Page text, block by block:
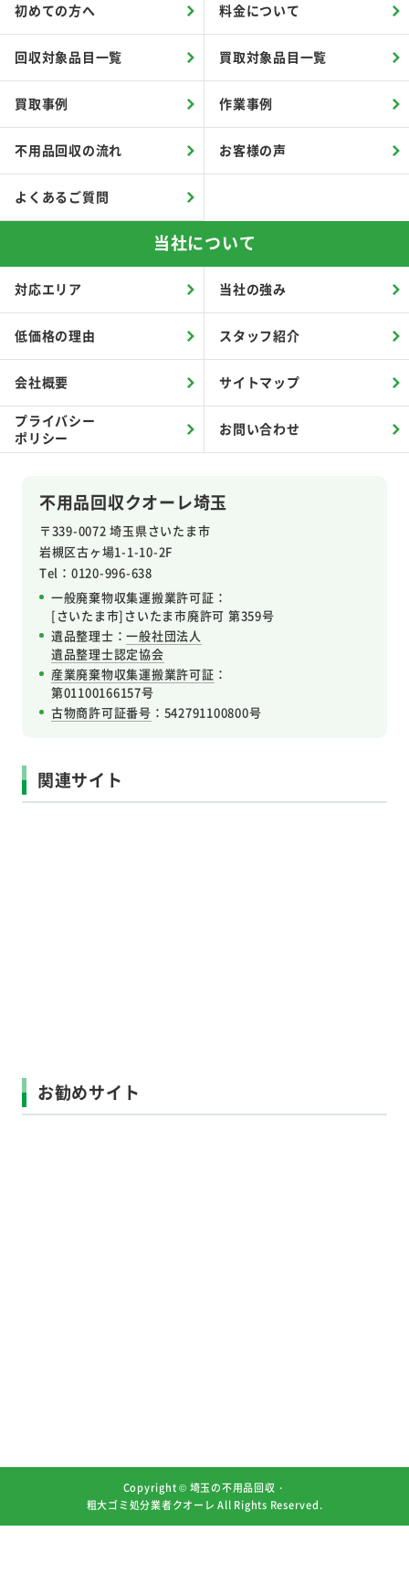
不用品回収クオーレ埼玉
〒339-0072 埼玉県さいたま市
岩槻区古ヶ場1-1-10-2F
Tel：0120-996-638
一般廃棄物収集運搬業許可証：
[さいたま市]さいたま市廃許可 第359号
遺品整理士：一般社団法人
遺品整理士認定協会
産業廃棄物収集運搬業許可証 ：
第01100166157号
古物商許可証番号 ：542791100800号
初めての方へ 料金について
回収対象品目一覧 買取対象品目一覧
買取事例 作業事例
不用品回収の流れ お客様の声
よくあるご質問
当社について
対応エリア 当社の強み
低価格の理由 スタッフ紹介
会社概要 サイトマップ
プライバシー
ポリシー
お問い合わせ
関連サイト
お勧めサイト